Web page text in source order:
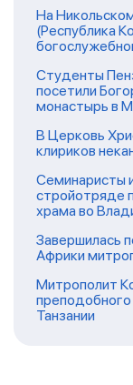
На
(Республика
Студенты
посетили
монастырь в
В Церковь
клириков
Семинаристы
стройотряде
храма во
Завершилась
Африки
Митрополит
Танзании